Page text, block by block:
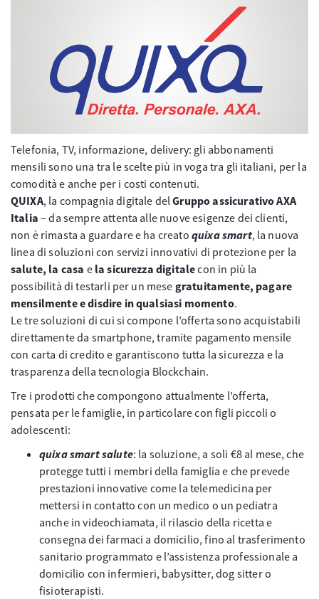
Telefonia, TV, informazione, delivery: gli abbonamenti
mensili sono una tra le scelte più in voga tra gli italiani, per la
comodità e anche per i costi contenuti.
QUIXA, la compagnia digitale delGruppo assicurativo AXA
Italia – da sempre attenta alle nuove esigenze dei clienti,
non è rimasta a guardare e ha creato quixa smart, la nuova
linea di soluzioni con servizi innovativi di protezione per la
salute, la casa e la sicurezza digitalecon in più la
possibilità di testarli per un mese gratuitamente, pagare
mensilmente e disdire in qualsiasi momento.
Le tre soluzioni di cui si compone l’offerta sono acquistabili
direttamente da smartphone, tramite pagamento mensile
con carta di credito e garantiscono tutta la sicurezza e la
trasparenza della tecnologia Blockchain.
Tre i prodotti che compongono attualmente l’offerta,
pensata per le famiglie, in particolare con figli piccoli o
adolescenti:
quixa smart salute: la soluzione, a soli €8 al mese, che
protegge tutti i membri della famiglia e che prevede
prestazioni innovative come la telemedicina per
mettersi in contatto con un medico o un pediatra
anche in videochiamata, il rilascio della ricetta e
consegna dei farmaci a domicilio, fino al trasferimento
sanitario programmato e l’assistenza professionale a
domicilio con infermieri, babysitter, dog sitter o
fisioterapisti.